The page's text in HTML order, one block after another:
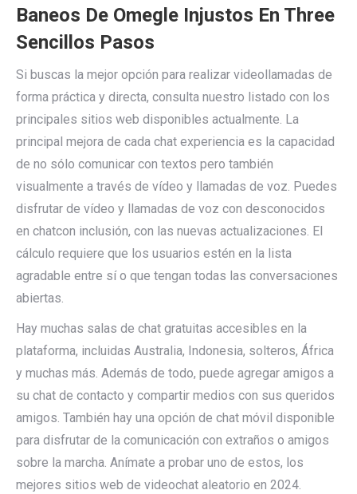
Baneos De Omegle Injustos En Three
Sencillos Pasos
Si buscas la mejor opción para realizar videollamadas de
forma práctica y directa, consulta nuestro listado con los
principales sitios web disponibles actualmente. La
principal mejora de cada chat experiencia es la capacidad
de no sólo comunicar con textos pero también
visualmente a través de vídeo y llamadas de voz. Puedes
disfrutar de vídeo y llamadas de voz con desconocidos
en chatcon inclusión, con las nuevas actualizaciones. El
cálculo requiere que los usuarios estén en la lista
agradable entre sí o que tengan todas las conversaciones
abiertas.
Hay muchas salas de chat gratuitas accesibles en la
plataforma, incluidas Australia, Indonesia, solteros, África
y muchas más. Además de todo, puede agregar amigos a
su chat de contacto y compartir medios con sus queridos
amigos. También hay una opción de chat móvil disponible
para disfrutar de la comunicación con extraños o amigos
sobre la marcha. Anímate a probar uno de estos, los
mejores sitios web de videochat aleatorio en 2024.